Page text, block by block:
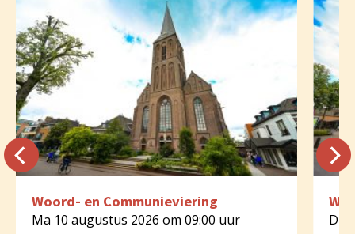
Woord- en Communieviering
Ma 10 augustus 2026 om 09:00 uur
Di